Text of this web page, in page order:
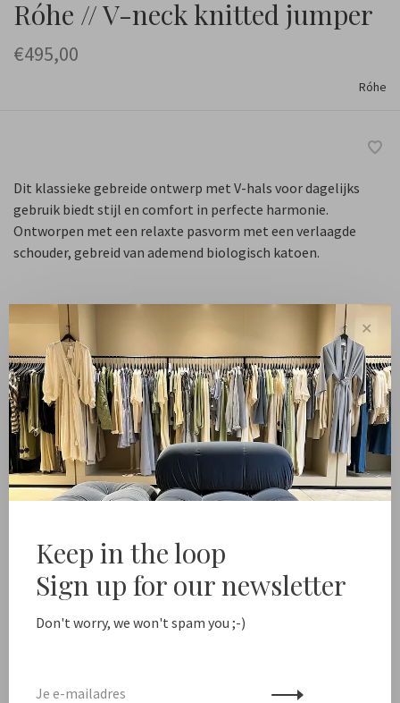
Róhe // V-neck knitted jumper
€495,00
Róhe
Dit klassieke gebreide ontwerp met V-hals voor dagelijks
gebruik biedt stijl en comfort in perfecte harmonie.
Ontworpen met een relaxte pasvorm met een verlaagde
schouder, gebreid van ademend biologisch katoen.
Maat :
34 36 38 40
Aantal: +
-
Toevoegen aan winkelwagen
shipping from NL €100 / EU1 €200
Delivery time
Deel dit product: Facebook Twitter Pinterest
✕
Keep in the loop
Sign up for our newsletter
Don't worry, we won't spam you ;-)